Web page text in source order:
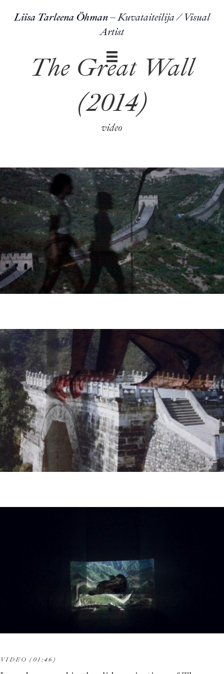
Liisa Tarleena Öhman– Kuvataiteilija / Visual
Artist
The Great Wall
(2014)
video
VIDEO (01:46)